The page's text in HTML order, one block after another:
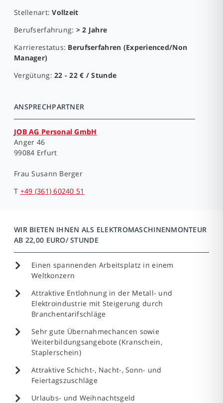
Stellenart:Vollzeit
Berufserfahrung: > 2 Jahre
Karrierestatus: Berufserfahren (Experienced/Non
Manager)
Vergütung:22 - 22 € / Stunde
ANSPRECHPARTNER
JOB AG Personal GmbH
Anger 46
99084 Erfurt
Frau Susann Berger
T +49 (361) 60240 51
WIR BIETEN IHNEN ALS ELEKTROMASCHINENMONTEUR
AB 22,00 EURO/ STUNDE
Einen spannenden Arbeitsplatz in einem
Weltkonzern
Attraktive Entlohnung in der Metall- und
Elektroindustrie mit Steigerung durch
Branchentarifschläge
Sehr gute Übernahmechancen sowie
Weiterbildungsangebote (Kranschein,
Staplerschein)
Attraktive Schicht-, Nacht-, Sonn- und
Feiertagszuschläge
Urlaubs- und Weihnachtsgeld